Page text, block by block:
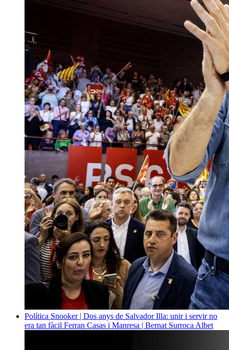
Política Snooker | Dos anys de Salvador Illa: unir i servir no
era tan fàcil Ferran Casas i Manresa | Bernat Surroca Albet